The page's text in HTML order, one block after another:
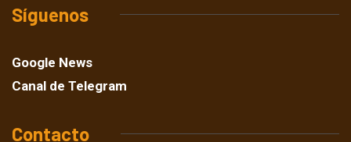
Síguenos
Google News
Canal de Telegram
Contacto